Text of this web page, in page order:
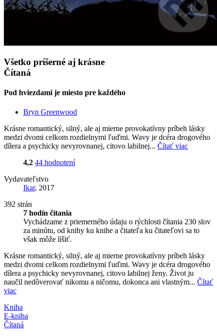
Všetko príšerné aj krásne
Čítaná
Pod hviezdami je miesto pre každého
Bryn Greenwood
Krásne romantický, silný, ale aj mierne provokatívny príbeh lásky
medzi dvomi celkom rozdielnymi ľuďmi. Wavy je dcéra drogového
dílera a psychicky nevyrovnanej, citovo labilnej... Čítať viac
4,2 44 hodnotení
Vydavateľstvo
Ikar, 2017
392 strán
7 hodín čítania
Vychádzame z priemerného údaju o rýchlosti čítania 230 slov
za minútu, od knihy ku knihe a čitateľa ku čitateľovi sa to
však môže líšiť.
Krásne romantický, silný, ale aj mierne provokatívny príbeh lásky
medzi dvomi celkom rozdielnymi ľuďmi. Wavy je dcéra drogového
dílera a psychicky nevyrovnanej, citovo labilnej ženy. Život ju
naučil nedôverovať nikomu a ničomu, dokonca ani vlastným... Čítať
viac
Kniha
E-kniha
Čítaná